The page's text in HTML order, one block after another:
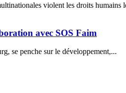
violent les droits humains
avec SOS Faim
se penche sur le développement,...